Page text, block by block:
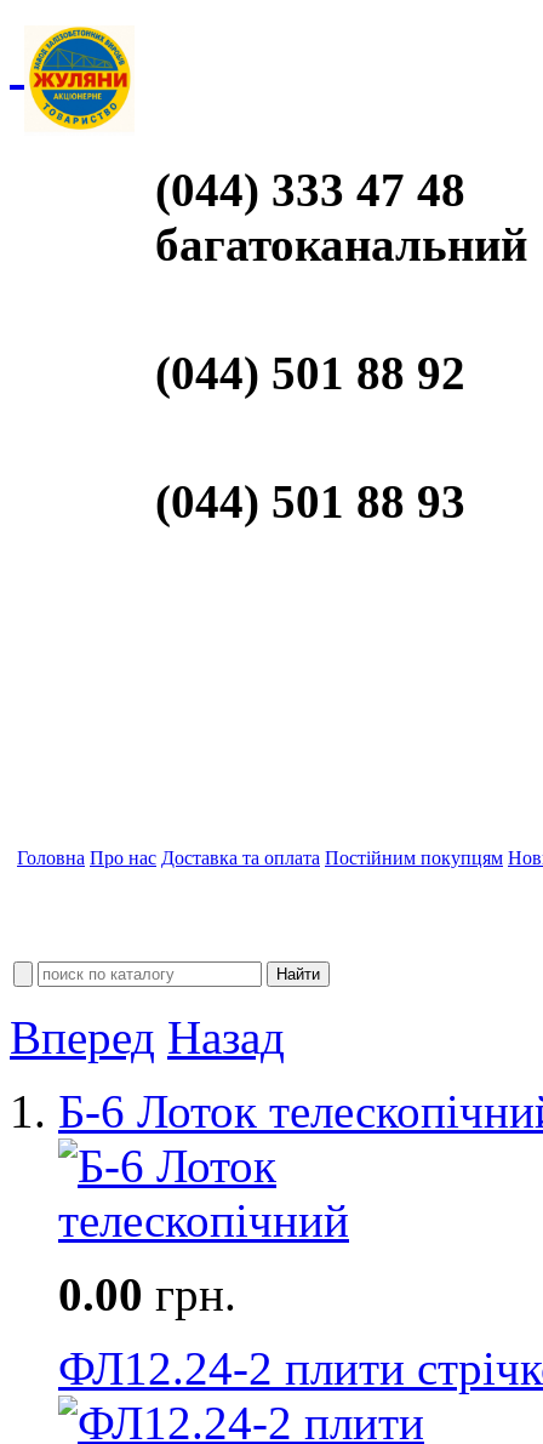
(044) 333 47 48
багатоканальний
(044) 501 88 92
(044) 501 88 93
Головна Про нас Доставка та оплата Постійним покупцям
Вперед Назад
Б-6 Лоток
0.00 грн.
ФЛ12.24-2 плити